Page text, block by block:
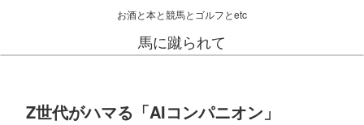
お酒と本と競馬とゴルフとetc
馬に蹴られて
Z世代がハマる「AIコンパニオン」